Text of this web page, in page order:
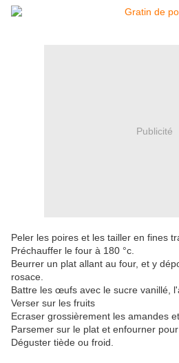
Publicité
Peler les poires et les tailler en fines
Préchauffer le four à 180 °c.
Beurrer un plat allant au four, et y
rosace.
Battre les œufs avec le sucre vanillé,
Verser sur les fruits
Ecraser grossièrement les amandes
Parsemer sur le plat et enfourner pour
Déguster tiède ou froid.